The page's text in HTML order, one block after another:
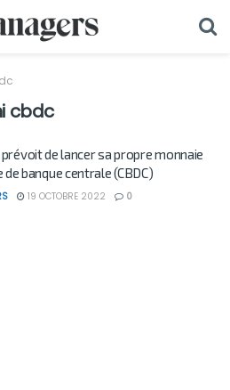
cbdc
prévoit de lancer sa propre monnaie
banque centrale (CBDC)
19 OCTOBRE 2022 0